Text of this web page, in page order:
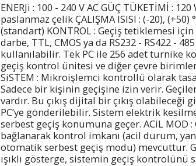
ENERJi : 100 - 240 V AC GÜÇ TÜKETİMİ :
paslanmaz çelik ÇALIŞMA ISISI : (-20), (+50)
(standart) KONTROL : Geçiş tetiklemesi
darbe, TTL, CMOS ya da RS232 - RS422 -
kullanılabilir. Tek PC ile 256 adet turnike
geçiş kontrol ünitesi ve diğer çevre
SiSTEM : Mikroişlemci kontrollü olarak
Sadece bir kişinin geçişine izin verir.
vardır. Bu çıkış dijital bir çıkış olabileceği
PC’ye gönderilebilir. Sistem elektrik
serbest geçiş konumuna geçer. ACiL MOD
bağlanarak kontrol imkanı (acil durum,
otomatik serbest geçiş modu) mevcuttur.
ışıklı gösterge, sistemin geçiş kontrolünü